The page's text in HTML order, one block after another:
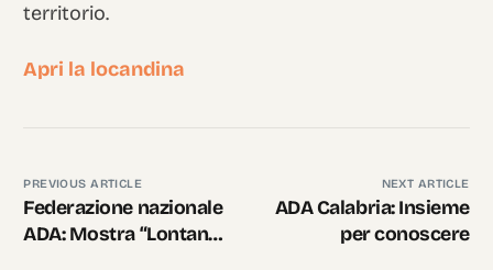
territorio.
Apri la locandina
PREVIOUS ARTICLE
Federazione nazionale
ADA: Mostra “Lontane
NEXT ARTICLE
ADA Calabria: Insieme
per conoscere